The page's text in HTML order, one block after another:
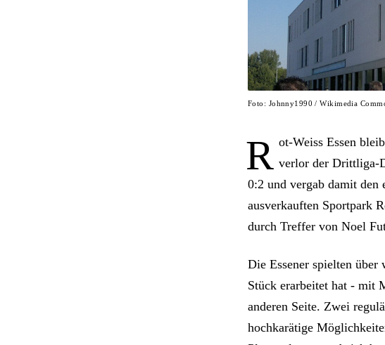
Foto: Johnny1990 / Wikimedia
R ot-Weiss Essen
verlor der Drittliga-
0:2 und vergab damit den
ausverkauften Sportpark
durch Treffer von Noel
Die Essener spielten über
Stück erarbeitet hat - mit
anderen Seite. Zwei
hochkarätige